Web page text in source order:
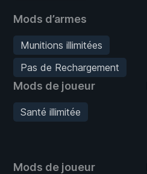
Mods d’armes
Munitions illimitées
Pas de Rechargement
Mods de joueur
Santé illimitée
Mods de joueur